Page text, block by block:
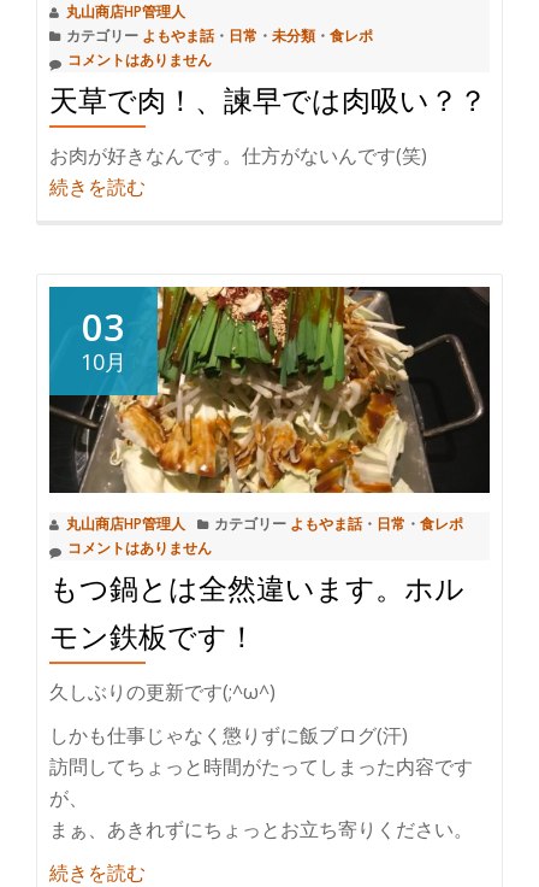
別
教
育」
っ
て
(注：
温
泉
の
話
で
丸山商店HP管理人
カテゴリー よもやま話・ 日常 ・ 未分類 ・ 食レポ
コメントはありません
天草で肉！、諫早では肉吸い？？
お肉が好きなんです。仕方がないんです(笑)
続きを読む
で
肉！、
諫
早
で
は
肉
吸
い？？
03
10月
丸山商店HP管理人 カテゴリー よもやま話・ 日常 ・ 食レポ
コメントはありません
もつ鍋とは全然違います。ホル
モン鉄板です！
久しぶりの更新です(;^ω^)
しかも仕事じゃなく懲りずに飯ブログ(汗)
訪問してちょっと時間がたってしまった内容です
が、
まぁ、あきれずにちょっとお立ち寄りください。
続きを読む